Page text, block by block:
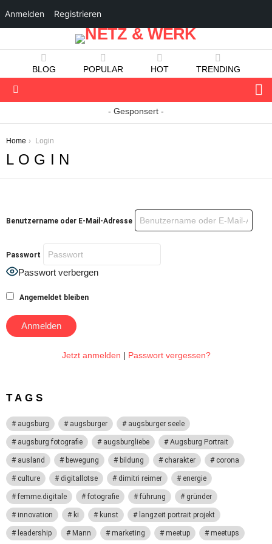
BLOG POPULAR HOT TRENDING
- Gesponsert -
You are here:
Home Login
LOGIN
Benutzername oder E-Mail-Adresse
Passwort
Passwort verbergen
Angemeldet bleiben
Jetzt anmelden | Passwort vergessen?
TAGS
augsburg augsburger augsburger seele
augsburg fotografie augsburgliebe Augsburg Portrait
ausland bewegung bildung charakter corona
culture digitallotse dimitri reimer energie
femme.digitale fotografie führung gründer
innovation ki kunst langzeit portrait projekt
leadership Mann marketing meetup meetups
Anmelden Registrieren